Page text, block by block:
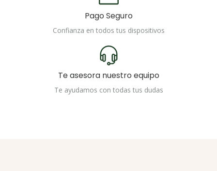
Pago Seguro
Confianza en todos tus dispositivos
Te asesora nuestro equipo
Te ayudamos con todas tus dudas